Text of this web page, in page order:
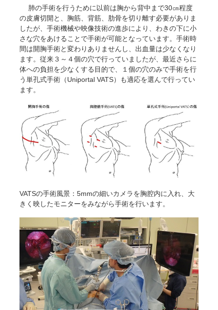
肺の手術を行うために以前は胸から背中まで30㎝程度
の皮膚切開と、胸筋、背筋、肋骨を切り離す必要がありま
したが、手術機械や映像技術の進歩により、わきの下に小
さな穴をあけることで手術が可能となっています。手術時
間は開胸手術と変わりありませんし、出血量は少なくなり
ます。従来３～４個の穴で行っていましたが、最近さらに
体への負担を少なくする目的で、１個の穴のみで手術を行
う単孔式手術（Uniportal VATS）も適応を選んで行ってい
ます。
VATSの手術風景：5mmの細いカメラを胸腔内に入れ、大
きく映したモニターをみながら手術を行います。